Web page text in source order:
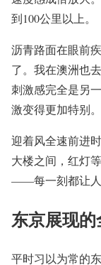
到100公里以上。
沥青路面在眼前
了。我在澳洲也
刺激感完全是另
激变得更加特别。
迎着风全速前进
大楼之间，红灯
——每一刻都让人
东京展现
平时习以为常的